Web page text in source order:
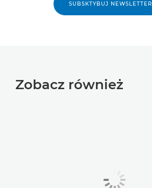
SUBSKTYBUJ NEWSLETTER
Zobacz również